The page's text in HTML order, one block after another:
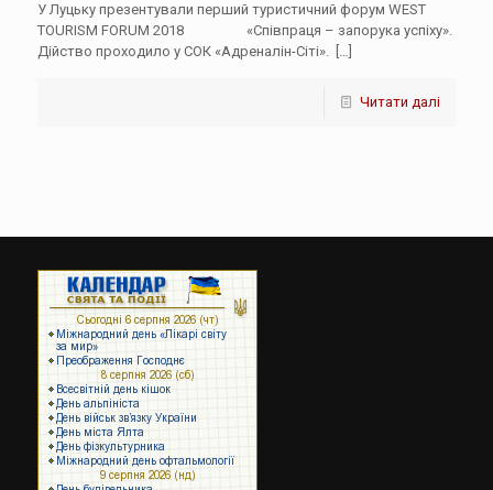
У Луцьку презентували перший туристичний форум WEST
TOURISM FORUM 2018 «Співпраця – запорука успіху».
Дійство проходило у СОК «Адреналін-Сіті».
[…]
Читати далі